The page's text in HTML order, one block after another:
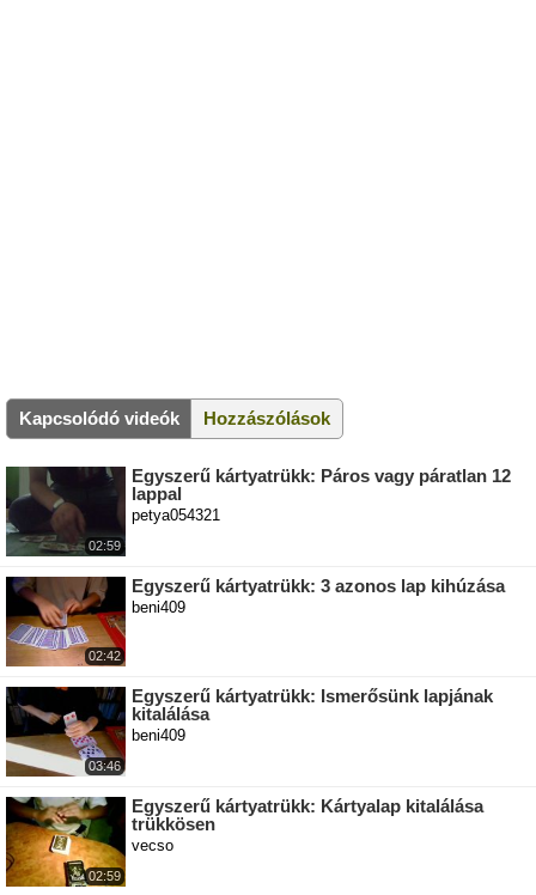
Kapcsolódó videók Hozzászólások
02:59
Egyszerű kártyatrükk: Páros vagy páratlan 12
lappal
petya054321
02:42
Egyszerű kártyatrükk: 3 azonos lap kihúzása
beni409
03:46
Egyszerű kártyatrükk: Ismerősünk lapjának
kitalálása
beni409
02:59
Egyszerű kártyatrükk: Kártyalap kitalálása
trükkösen
vecso